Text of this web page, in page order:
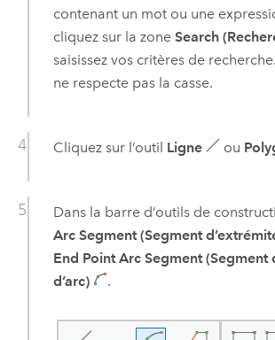
contenant un mot ou une
cliquez sur la zone Search
saisissez vos critères de
ne respecte pas la casse.
Cliquez sur l’outil Ligne ou
Dans la barre d’outils de
Arc Segment (Segment
End Point Arc Segment (Segment
d’arc)
.